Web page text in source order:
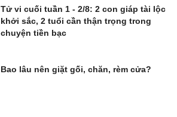
Tử vi cuối tuần 1 - 2/8: 2 con giáp tài lộc
khởi sắc, 2 tuổi cần thận trọng trong
chuyện tiền bạc
Bao lâu nên giặt gối, chăn, rèm cửa?